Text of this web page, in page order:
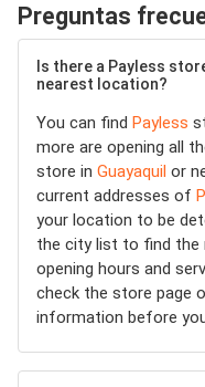
Preguntas
Is there a Payless
nearest location?
You can find Payless
more are opening all
store in Guayaquil or
current addresses of
your location to be
the city list to find the
opening hours and
check the store page
information before